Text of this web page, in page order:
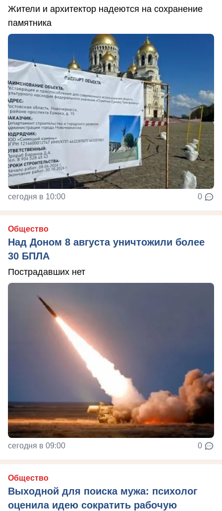
Жители и архитектор надеются на сохранение
памятника
сегодня в 10:00 0
Общество
Над Доном 8 августа уничтожили более
30 БПЛА
Пострадавших нет
сегодня в 09:00 0
Общество
Выходной для поиска мужа: психолог
оценила идею сократить рабочую